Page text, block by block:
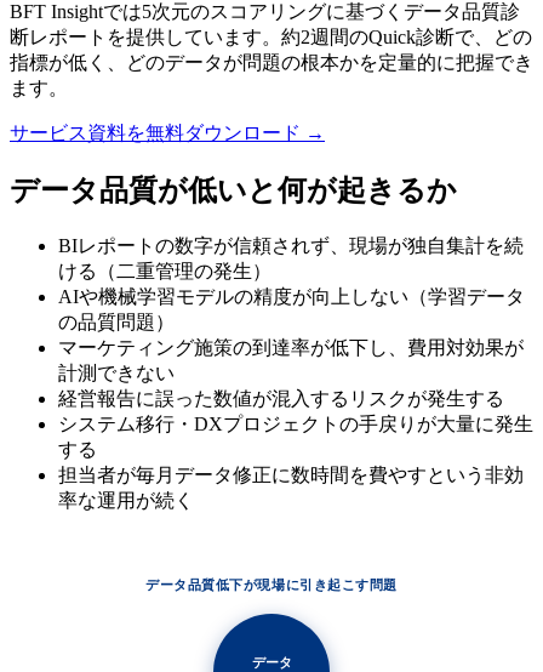
BFT Insightでは5次元のスコアリングに基づくデータ品質診
断レポートを提供しています。約2週間のQuick診断で、どの
指標が低く、どのデータが問題の根本かを定量的に把握でき
ます。
サービス資料を無料ダウンロード →
データ品質が低いと何が起きるか
BIレポートの数字が信頼されず、現場が独自集計を続
ける（二重管理の発生）
AIや機械学習モデルの精度が向上しない（学習データ
の品質問題）
マーケティング施策の到達率が低下し、費用対効果が
計測できない
経営報告に誤った数値が混入するリスクが発生する
システム移行・DXプロジェクトの手戻りが大量に発生
する
担当者が毎月データ修正に数時間を費やすという非効
率な運用が続く
データ品質低下が現場に引き起こす問題
データ